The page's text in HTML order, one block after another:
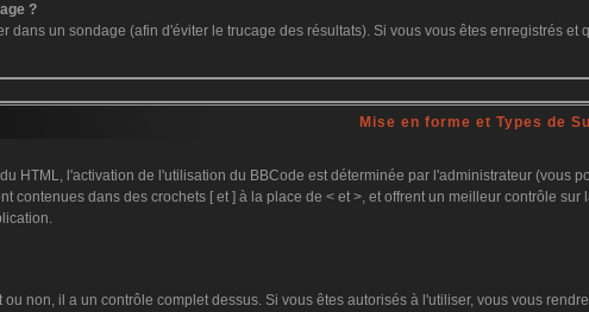
?
dans un sondage (afin d'éviter le trucage des résultats). Si vous vous êtes enregistrés
Mise en forme et Types de
HTML, l'activation de l'utilisation du BBCode est déterminée par l'administrateur
contenues dans des crochets [ et ] à la place de < et >, et offrent un meilleur contrôle
non, il a un contrôle complet dessus. Si vous êtes autorisés à l'utiliser, vous vous